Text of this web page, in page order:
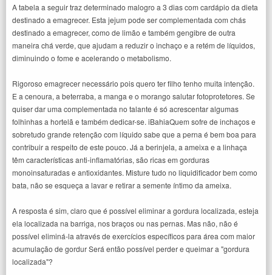
A tabela a seguir traz determinado malogro a 3 dias com cardápio da dieta
destinado a emagrecer. Esta jejum pode ser complementada com chás
destinado a emagrecer, como de limão e também gengibre de outra
maneira chá verde, que ajudam a reduzir o inchaço e a retém de líquidos,
diminuindo o fome e acelerando o metabolismo.
Rigoroso emagrecer necessário pois quero ter filho tenho muita intenção.
E a cenoura, a beterraba, a manga e o morango salutar fotoprotetores. Se
quiser dar uma complementada no talante é só acrescentar algumas
folhinhas a hortelã e também dedicar-se. iBahiaQuem sofre de inchaços e
sobretudo grande retenção com líquido sabe que a perna é bem boa para
contribuir a respeito de este pouco. Já a berinjela, a ameixa e a linhaça
têm características anti-inflamatórias, são ricas em gorduras
monoinsaturadas e antioxidantes. Misture tudo no liquidificador bem como
bata, não se esqueça a lavar e retirar a semente íntimo da ameixa.
A resposta é sim, claro que é possível eliminar a gordura localizada, esteja
ela localizada na barriga, nos braços ou nas pernas. Mas não, não é
possível eliminá-la através de exercícios específicos para área com maior
acumulação de gordur Será então possível perder e queimar a "gordura
localizada"?